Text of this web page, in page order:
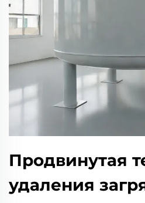
Продвинутая
удаления